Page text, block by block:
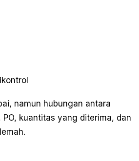
namun hubungan antara
PO, kuantitas yang diterima, dan